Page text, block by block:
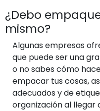
¿Debo
mismo?
Algunas empresas
que puede ser una
o no sabes cómo
empacar tus cosas,
adecuados y de
organización al llegar